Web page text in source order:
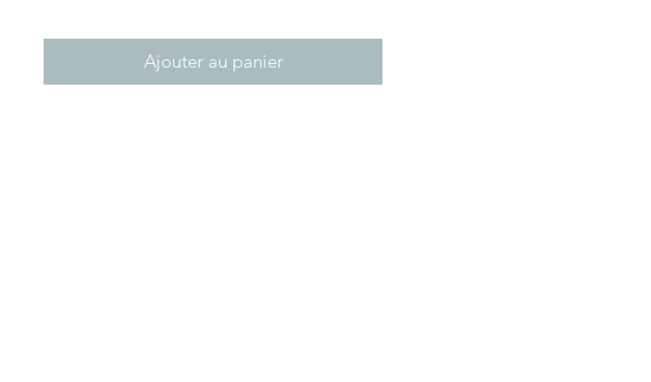
Ajouter au panier